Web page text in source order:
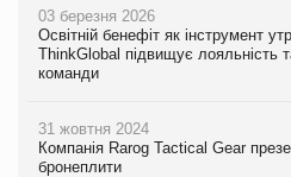
03 березня 2026
Освітній бенефіт як інструмент
ThinkGlobal підвищує лояльність
команди
31 жовтня 2024
Компанія Rarog Tactical Gear
бронеплити